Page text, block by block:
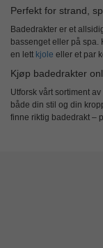
Perfekt for strand,
Badedrakter er et
bassenget eller på spa.
en lett kjole eller et par
Kjøp badedrakter
Utforsk vårt sortiment av
både din stil og din
finne riktig badedrakt –